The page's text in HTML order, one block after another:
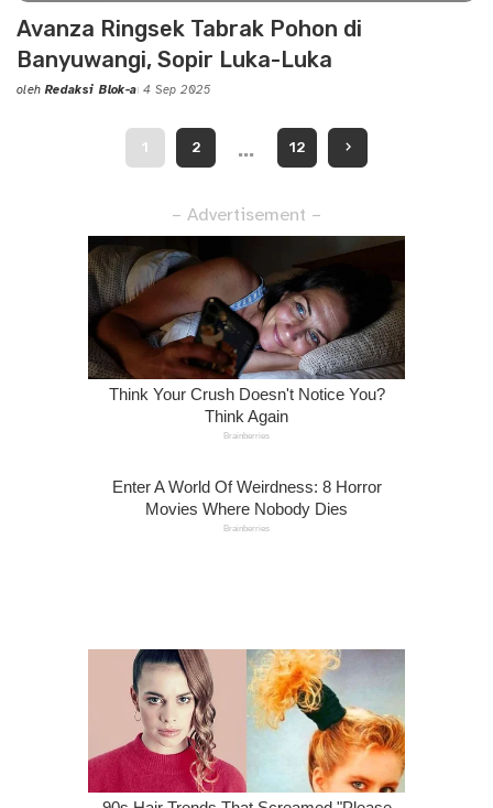
Avanza Ringsek Tabrak Pohon di
Banyuwangi, Sopir Luka-Luka
Posted
oleh Redaksi Blok-a 4 Sep 2025
1 2 … 12
– Advertisement –